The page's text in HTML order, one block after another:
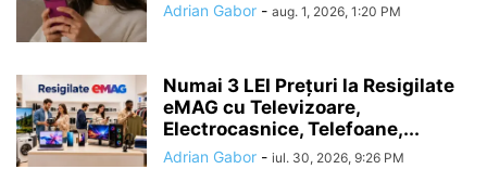
Adrian Gabor - aug. 1, 2026, 1:20 PM
Numai 3 LEI Prețuri la Resigilate
eMAG cu Televizoare,
Electrocasnice, Telefoane,...
Adrian Gabor - iul. 30, 2026, 9:26 PM